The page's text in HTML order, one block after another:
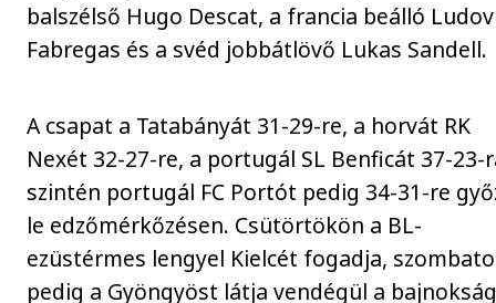
balszélső Hugo Descat, a francia beálló
Fabregas és a svéd jobbátlövő Lukas Sandell.
A csapat a Tatabányát 31-29-re, a horvát RK
Nexét 32-27-re, a portugál SL Benficát 37-23-
szintén portugál FC Portót pedig 34-31-re
le edzőmérkőzésen. Csütörtökön a BL-
ezüstérmes lengyel Kielcét fogadja,
pedig a Gyöngyöst látja vendégül a